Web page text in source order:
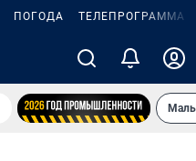
ПОГОДА ТЕЛЕПРОГРАММА